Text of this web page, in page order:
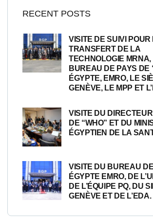
RECENT POSTS
VISITE DE SUIVI POUR
TRANSFERT DE LA
TECHNOLOGIE MRNA,
BUREAU DE PAYS DE
ÉGYPTE, EMRO, LE
GENÈVE, LE MPP ET
VISITE DU
DE “WHO” ET DU
ÉGYPTIEN DE LA
VISITE DU BUREAU
ÉGYPTE EMRO, DE
DE L’ÉQUIPE PQ, DU
GENÈVE ET DE L’EDA.